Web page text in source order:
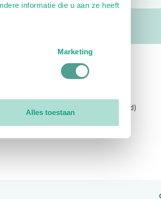
informatie die u aan ze heeft
Marketing
Alles toestaan
Open: 09:00 - 12:30 (alleen ochtend)